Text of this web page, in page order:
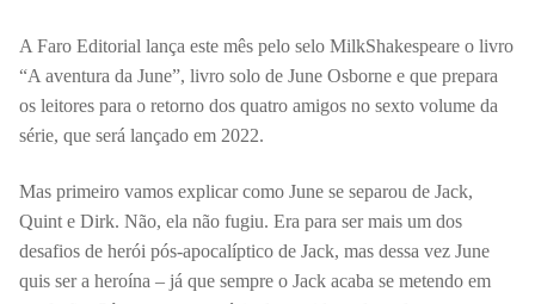
A Faro Editorial lança este mês pelo selo MilkShakespeare o livro
“A aventura da June”, livro solo de June Osborne e que prepara
os leitores para o retorno dos quatro amigos no sexto volume da
série, que será lançado em 2022.
Mas primeiro vamos explicar como June se separou de Jack,
Quint e Dirk. Não, ela não fugiu. Era para ser mais um dos
desafios de herói pós-apocalíptico de Jack, mas dessa vez June
quis ser a heroína – já que sempre o Jack acaba se metendo em